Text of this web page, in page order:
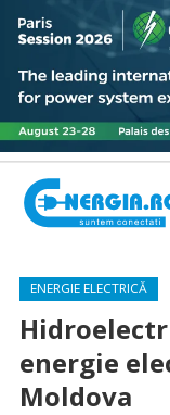
ENERGIE ELECTRICĂ
energie
Moldova